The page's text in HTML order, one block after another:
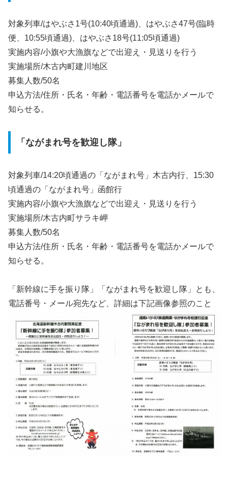
対象列車/はやぶさ1号(10:40頃通過)、はやぶさ47号(臨時
便、10:55頃通過)、はやぶさ18号(11:05頃通過)
実施内容/小旗や大漁旗などで出迎え・見送りを行う
実施場所/木古内町建川地区
募集人数/50名
申込方法/住所・氏名・年齢・電話番号を電話かメールで
知らせる。
「ながまれ号を歓迎し隊」
対象列車/14:20頃通過の「ながまれ号」木古内行、15:30
頃通過の「ながまれ号」函館行
実施内容/小旗や大漁旗などで出迎え・見送りを行う
実施場所/木古内町サラキ岬
募集人数/50名
申込方法/住所・氏名・年齢・電話番号を電話かメールで
知らせる。
「新幹線に手を振り隊」「ながまれ号を歓迎し隊」とも、
電話番号・メール宛先など、詳細は下記画像参照のこと